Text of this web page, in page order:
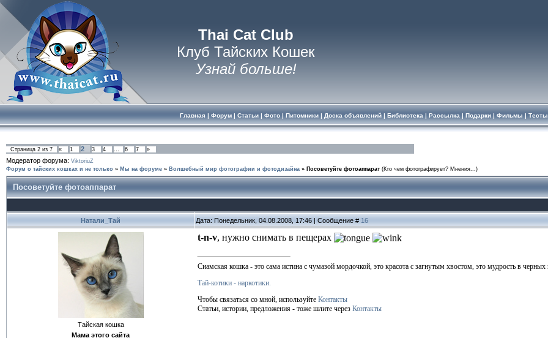
Thai Cat Club
Клуб Тайских Кошек
Узнай больше!
Главная| Форум| Статьи| Фото| Питомники| Доска объявлений| Библиотека | Рассылка | Подарки| Фильмы | Тесты
Страница 2 из 7 « 1 2 3 4 … 6 7 »
Модератор форума: ViktoriuZ
Форум о тайских кошках и не только » Мы на форуме » Волшебный мир фотографии и фотодизайна » Посоветуйте фотоаппарат (Кто чем фотографирует? Мнения...)
Посоветуйте фотоаппарат
Натали_Тай Дата: Понедельник, 04.08.2008, 17:46 | Сообщение # 16
Тайская кошка
Мама этого сайта
t-n-v, нужно снимать в пещерах
Сиамская кошка - это сама истина с чумазой мордочкой, это красота с загнутым хвостом, это мудрость в
Тай-котики - наркотики.
Чтобы связаться со мной, используйте Контакты
Статьи, истории, предложения - тоже шлите через Контакты